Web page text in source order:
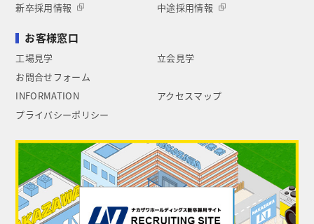
新卒採用情報 中途採用情報
お客様窓口
工場見学
立会見学
お問合せフォーム
INFORMATION
アクセスマップ
プライバシーポリシー